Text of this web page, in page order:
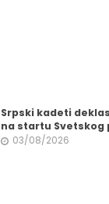
Srpski kadeti
na startu Svetskog
03/08/2026